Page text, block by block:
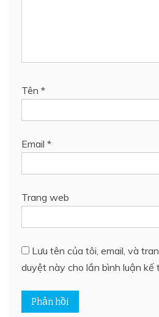
Tên *
Email *
Trang web
Lưu tên của tôi, email, và
duyệt này cho lần bình luận kế